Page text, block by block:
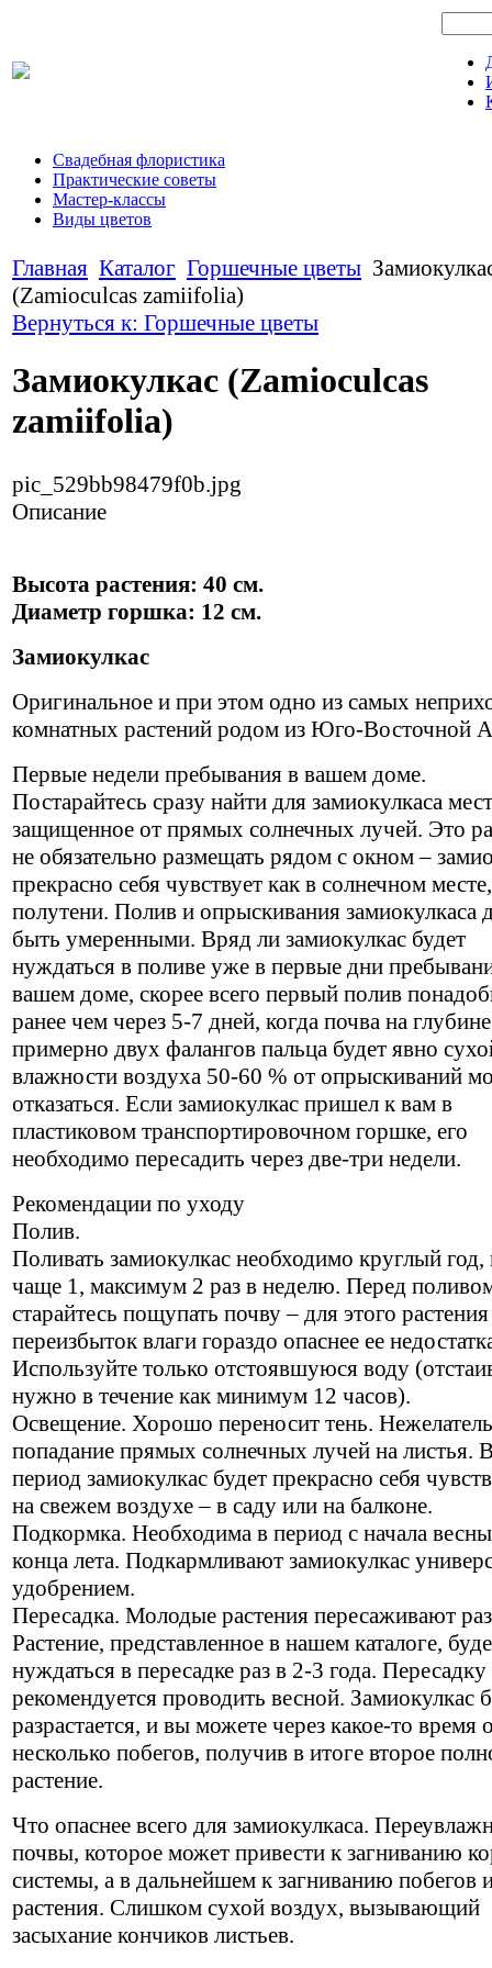
Свадебная флористика
Практические советы
Мастер-классы
Виды цветов
Главная Каталог Горшечные цветы
(Zamioculcas zamiifolia)
Вернуться к: Горшечные цветы
Замиокулкас (Zamioculcas
zamiifolia)
pic_529bb98479f0b.jpg
Описание
Высота растения: 40 см.
Диаметр горшка: 12 см.
Замиокулкас
Оригинальное и при этом одно из самых
комнатных растений родом из Юго-Восточной
Первые недели пребывания в вашем доме.
Постарайтесь сразу найти для замиокулкаса
защищенное от прямых солнечных лучей. Это
не обязательно размещать рядом с окном –
прекрасно себя чувствует как в солнечном
полутени. Полив и опрыскивания замиокулкаса
быть умеренными. Вряд ли замиокулкас будет
нуждаться в поливе уже в первые дни
вашем доме, скорее всего первый полив
ранее чем через 5-7 дней, когда почва на глубине
примерно двух фалангов пальца будет явно
влажности воздуха 50-60 % от опрыскиваний
отказаться. Если замиокулкас пришел к вам в
пластиковом транспортировочном горшке, его
необходимо пересадить через две-три недели.
Рекомендации по уходу
Полив.
Поливать замиокулкас необходимо круглый год,
чаще 1, максимум 2 раз в неделю. Перед
старайтесь пощупать почву – для этого растения
переизбыток влаги гораздо опаснее ее
Используйте только отстоявшуюся воду
нужно в течение как минимум 12 часов).
Освещение. Хорошо переносит тень.
попадание прямых солнечных лучей на листья.
период замиокулкас будет прекрасно себя
на свежем воздухе – в саду или на балконе.
Подкормка. Необходима в период с начала
конца лета. Подкармливают замиокулкас
удобрением.
Пересадка. Молодые растения пересаживают
Растение, представленное в нашем каталоге,
нуждаться в пересадке раз в 2-3 года. Пересадку
рекомендуется проводить весной. Замиокулкас
разрастается, и вы можете через какое-то время
несколько побегов, получив в итоге второе
растение.
Что опаснее всего для замиокулкаса.
почвы, которое может привести к загниванию
системы, а в дальнейшем к загниванию побегов
растения. Слишком сухой воздух, вызывающий
засыхание кончиков листьев.